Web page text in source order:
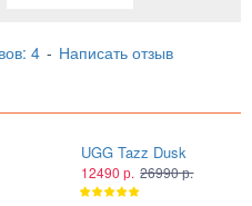
4 - Написать отзыв
UGG Tazz Dusk
12490 р. 26990 р.